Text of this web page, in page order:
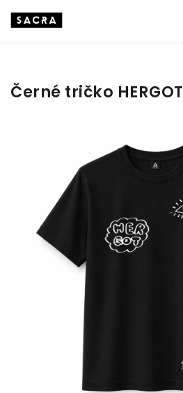
Černé tričko HERGOT